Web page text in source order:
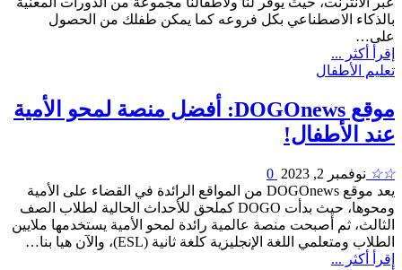
بالذكاء الاصطناعي بكل فروعه كما يمكن طفلك من الحصول
على…
إقرأ أكثر ...
تعليم الأطفال
موقع DOGOnews: أفضل منصة لمحو الأمية
عند الأطفال!
☆☆ نوفمبر 2, 2023
يعد موقع DOGOnews من المواقع الرائدة في القضاء على الأمية
ومحوها، حيث بدأت DOGO كملحق للأحداث الحالية لطلاب الصف
الثالث، ثم أصبحت منصة عالمية رائدة لمحو الأمية يستخدمها ملايين
الطلاب ومتعلمي اللغة الإنجليزية كلغة ثانية (ESL)، والآن هيا بنا…
إقرأ أكثر ...